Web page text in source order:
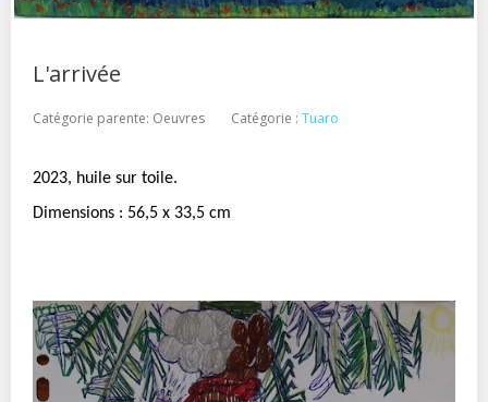
L'arrivée
Catégorie parente: Oeuvres Catégorie : Tuaro
2023, huile sur toile.
Dimensions : 56,5 x 33,5 cm